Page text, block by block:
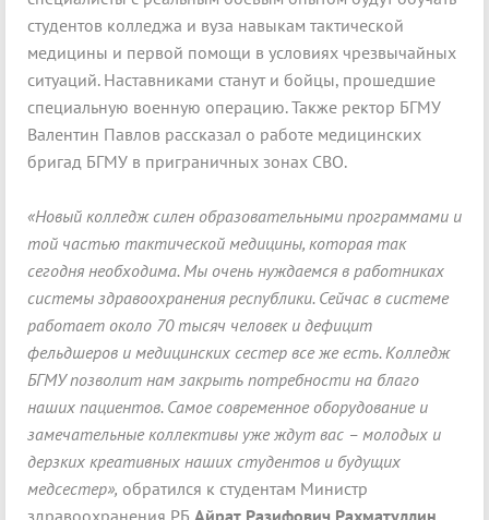
студентов колледжа и вуза навыкам тактической
медицины и первой помощи в условиях чрезвычайных
ситуаций. Наставниками станут и бойцы, прошедшие
специальную военную операцию. Также ректор БГМУ
Валентин Павлов рассказал о работе медицинских
бригад БГМУ в приграничных зонах СВО.
«Новый колледж силен образовательными программами и
той частью тактической медицины, которая так
сегодня необходима. Мы очень нуждаемся в работниках
системы здравоохранения республики. Сейчас в системе
работает около 70 тысяч человек и дефицит
фельдшеров и медицинских сестер все же есть. Колледж
БГМУ позволит нам закрыть потребности на благо
наших пациентов. Самое современное оборудование и
замечательные коллективы уже ждут вас – молодых и
дерзких креативных наших студентов и будущих
медсестер», обратился к студентам Министр